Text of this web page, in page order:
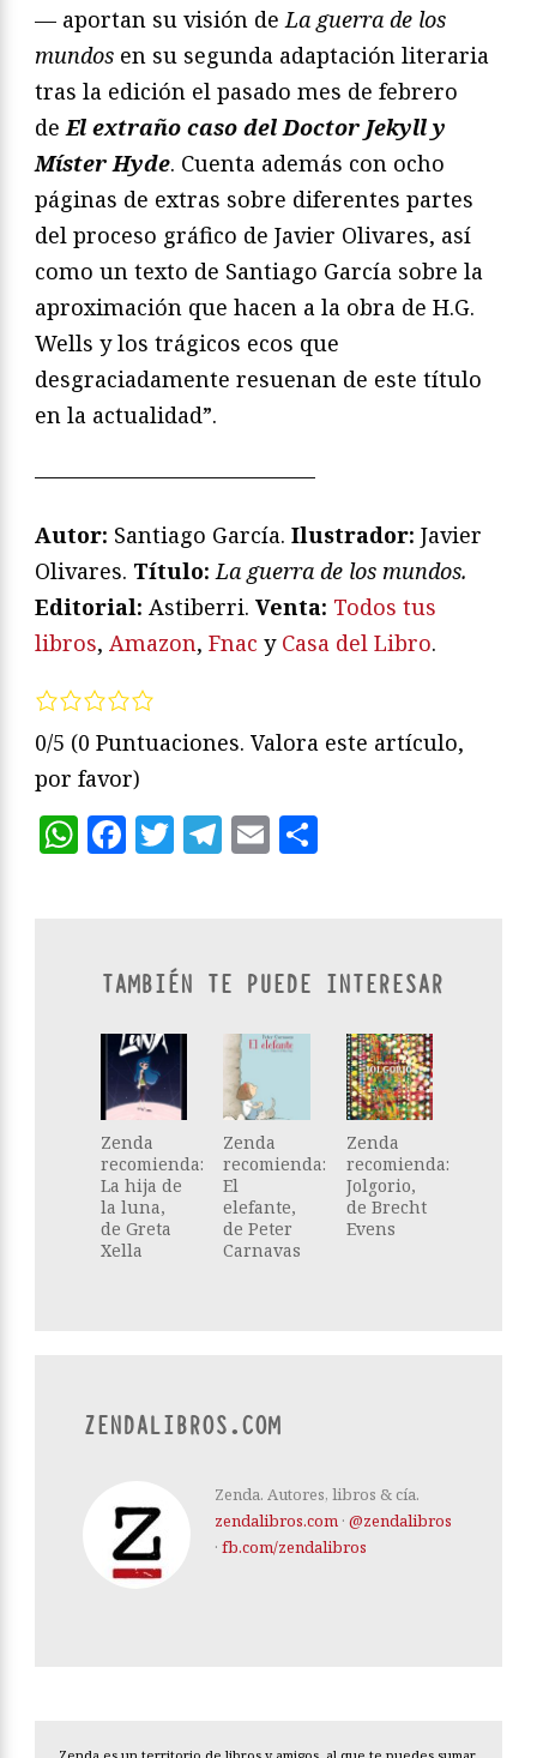
— aportan su visión deLa guerra de los
mundos en su segunda adaptación literaria
tras la edición el pasado mes de febrero
de El extraño caso del Doctor Jekyll y
Míster Hyde. Cuenta además con ocho
páginas de extras sobre diferentes partes
del proceso gráfico de Javier Olivares, así
como un texto de Santiago García sobre la
aproximación que hacen a la obra de H.G.
Wells y los trágicos ecos que
desgraciadamente resuenan de este título
en la actualidad”.
—————————————
Autor: Santiago García. Ilustrador: Javier
Olivares. Título: La guerra de los mundos.
Editorial: Astiberri. Venta: Todos tus
libros, Amazon, Fnac y Casa del Libro.
0/5 (0 Puntuaciones. Valora este artículo,
por favor)
WhatsApp
Facebook
Twitter
Telegram
Email
TAMBIÉN TE PUEDE INTERESAR
Zenda
recomienda:
La hija de
la luna,
de Greta
Xella
Zenda
recomienda:
El
elefante,
de Peter
Carnavas
Zenda
recomienda:
Jolgorio,
de Brecht
Evens
ZENDALIBROS.COM
Zenda. Autores, libros & cía.
zendalibros.com · @zendalibros
· fb.com/zendalibros